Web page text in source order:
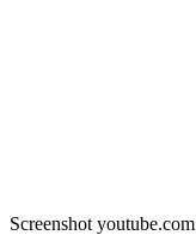
Screenshot youtube.com